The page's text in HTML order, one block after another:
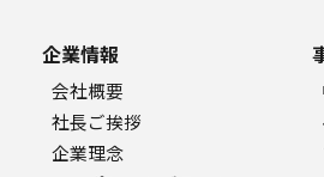
企業情報
会社概要
社長ご挨拶
企業理念